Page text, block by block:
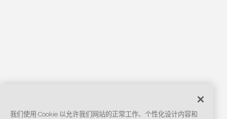
我们使用 Cookie 以允许我们网站的正常工作、个性化设计内容和